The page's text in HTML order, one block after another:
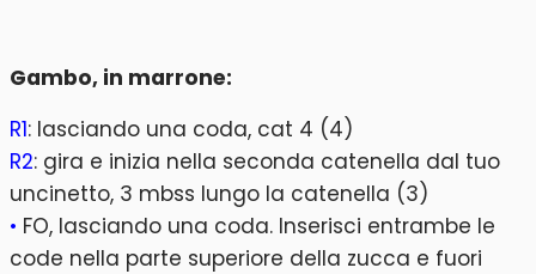
Gambo, in marrone:
R1: lasciando una coda, cat 4 (4)
R2: gira e inizia nella seconda catenella dal tuo
uncinetto, 3 mbss lungo la catenella (3)
• FO, lasciando una coda. Inserisci entrambe le
code nella parte superiore della zucca e fuori